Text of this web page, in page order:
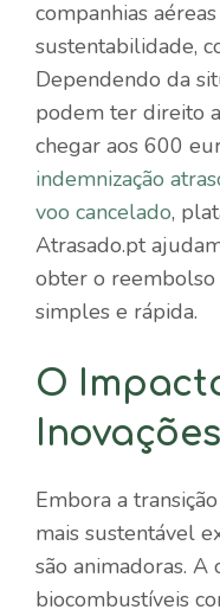
companhias
sustentabilidade,
Dependendo da
podem ter direito
chegar aos 600
indemnização
voo cancelado,
Atrasado.pt
obter o reembolso
simples e rápida.
O
Embora a
mais sustentável
são animadoras. A
biocombustíveis